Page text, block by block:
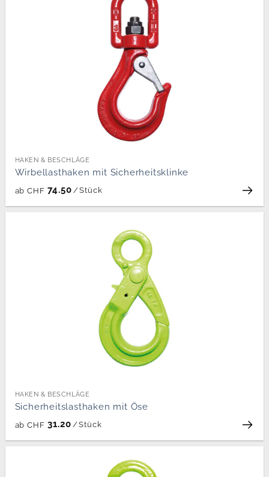
HAKEN & BESCHLÄGE
Wirbellasthaken mit Sicherheitsklinke
ab CHF 74.50 /Stück
HAKEN & BESCHLÄGE
Sicherheitslasthaken mit Öse
ab CHF 31.20 /Stück